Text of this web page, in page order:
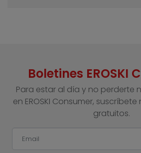
Boletines EROSKI
Para estar al día y no perderte
en EROSKI Consumer,
gratuitos.